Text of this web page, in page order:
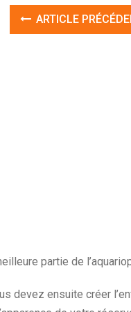
ARTICLE
partie de
devez ensuite créer